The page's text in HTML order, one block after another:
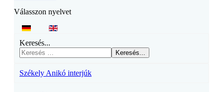
Válasszon nyelvet
Keresés...
Keresés...
Székely Anikó interjúk